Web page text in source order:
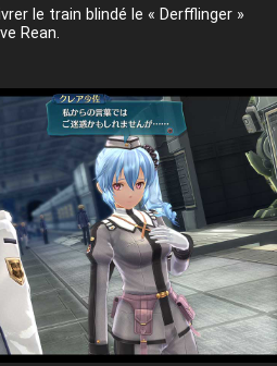
le train blindé le « Derfflinger »
Rean.